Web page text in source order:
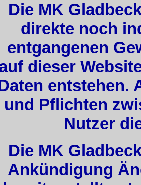
Die MK
direkte noch
entgangenen
auf dieser
entstehen.
und Pflichten
Nutzer
Die MK
Ankündigung